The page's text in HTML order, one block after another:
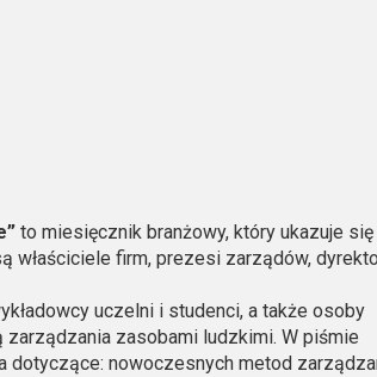
to miesięcznik branżowy, który ukazuje
właściciele firm, prezesi zarządów,
uczelni i studenci, a także osoby
zasobami ludzkimi. W piśmie
dotyczące: nowoczesnych metod